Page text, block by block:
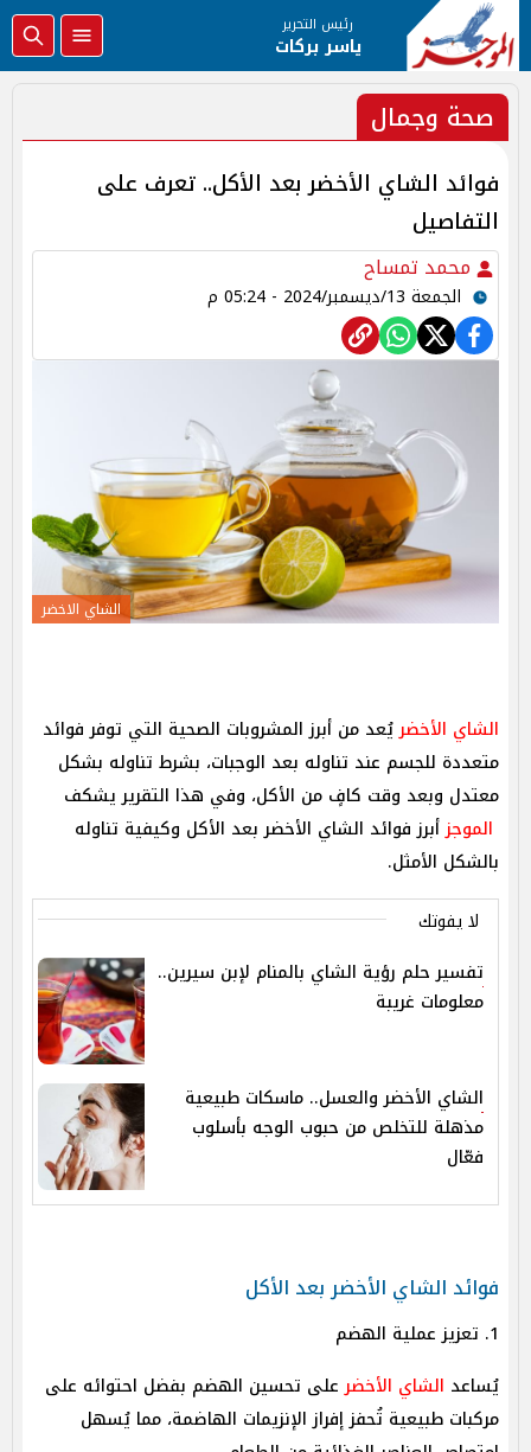
رئيس التحرير
ياسر بركات
صحة وجمال
فوائد الشاي الأخضر بعد الأكل.. تعرف على
التفاصيل
محمد تمساح
الجمعة 13/ديسمبر/2024 - 05:24 م
الشاي الاخضر
الشاي الأخضريُعد من أبرز المشروبات الصحية التي توفر فوائد
متعددة للجسم عند تناوله بعد الوجبات، بشرط تناوله بشكل
معتدل وبعد وقت كافٍ من الأكل، وفي هذا التقرير يشكف
الموجزأبرز فوائد الشاي الأخضر بعد الأكل وكيفية تناوله
بالشكل الأمثل.
لا يفوتك
تفسير حلم رؤية الشاي بالمنام لإبن سيرين..
معلومات غريبة
الشاي الأخضر والعسل.. ماسكات طبيعية
مذهلة للتخلص من حبوب الوجه بأسلوب
فعّال
فوائد الشاي الأخضر بعد الأكل
1. تعزيز عملية الهضم
يُساعد الشاي الأخضرعلى تحسين الهضم بفضل احتوائه على
مركبات طبيعية تُحفز إفراز الإنزيمات الهاضمة، مما يُسهل